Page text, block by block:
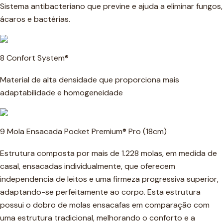
Sistema antibacteriano que previne e ajuda a eliminar fungos,
ácaros e bactérias.
8 Confort System®
Material de alta densidade que proporciona mais
adaptabilidade e homogeneidade
9 Mola Ensacada Pocket Premium® Pro (18cm)
Estrutura composta por mais de 1.228 molas, em medida de
casal, ensacadas individualmente, que oferecem
independencia de leitos e uma firmeza progressiva superior,
adaptando-se perfeitamente ao corpo. Esta estrutura
possui o dobro de molas ensacafas em comparação com
uma estrutura tradicional, melhorando o conforto e a